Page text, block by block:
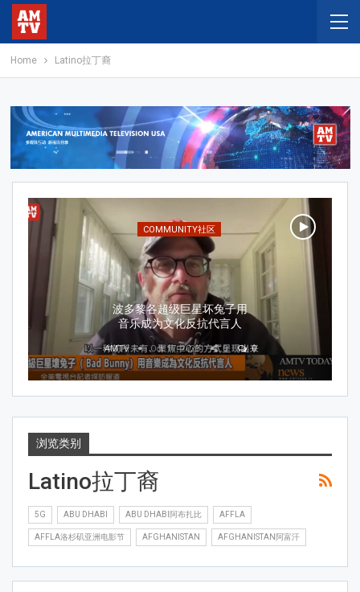
Home Latino拉丁裔
COMMUNITY社区
波多黎各超级巨星坏兔子用
音乐成为文化反抗代言人
AMTV Oct 17, 2025 0 0
浏览类别
Latino拉丁裔
5G ABU DHABI ABU DHABI阿布扎比 AFFLA
AFFLA洛杉矶亚洲电影节 AFGHANISTAN AFGHANISTAN阿富汗